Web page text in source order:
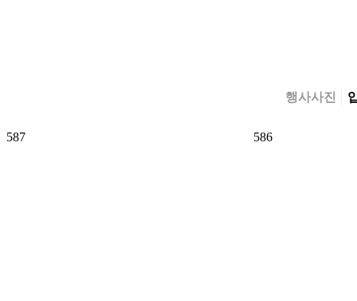
행사사진
587 586